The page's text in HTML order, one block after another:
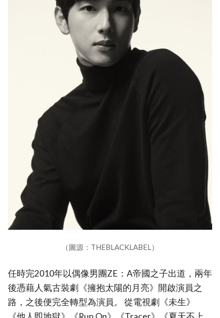
（圖源：THEBLACKLABEL）
任時完2010年以偶像男團ZE：A帝國之子出道，兩年
後憑藉人氣古裝劇《擁抱太陽的月亮》開啟演員之
路，之後便完全轉型為演員。 從電視劇《未生》